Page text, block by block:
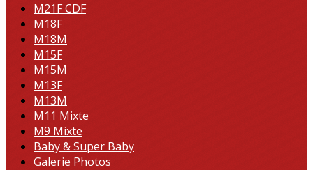
M21F CDF
M18F
M18M
M15F
M15M
M13F
M13M
M11 Mixte
M9 Mixte
Baby & Super Baby
Galerie Photos